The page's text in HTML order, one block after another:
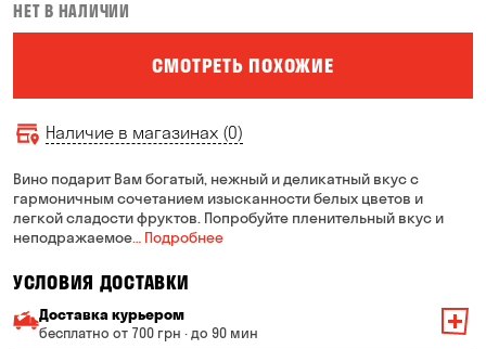
НЕТ В НАЛИЧИИ
СМОТРЕТЬ ПОХОЖИЕ
Наличие в магазинах (0)
Вино подарит Вам богатый, нежный и деликатный вкус с
гармоничным сочетанием изысканности белых цветов и
легкой сладости фруктов. Попробуйте пленительный вкус и
неподражаемое… Подробнее
УСЛОВИЯ ДОСТАВКИ
Доставка курьером
бесплатно от 700 грн · до 90 мин